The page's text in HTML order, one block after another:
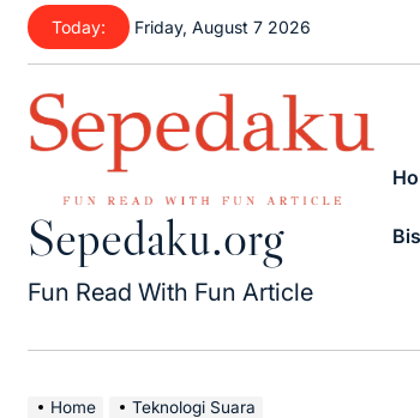
Skip
content
Today: Friday, August 7 2026
Sepedaku.org
Fun Read With Fun Article
Home Teknologi Suara